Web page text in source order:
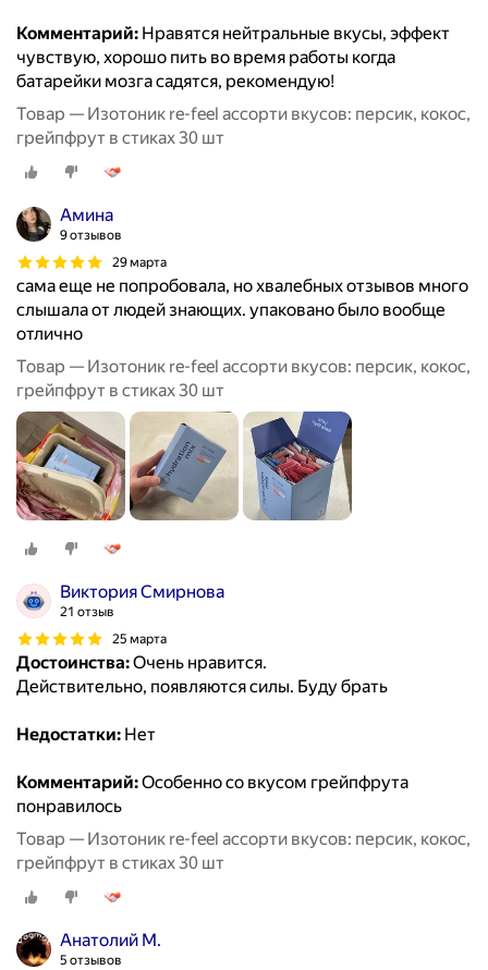
Комментарий: Нравятся нейтральные вкусы, эффект
чувствую, хорошо пить во время работы когда
батарейки мозга садятся, рекомендую!
Товар — Изотоник re-feel ассорти вкусов: персик, кокос,
грейпфрут в стиках 30 шт
Амина
9 отзывов
29 марта
сама еще не попробовала, но хвалебных отзывов много
слышала от людей знающих. упаковано было вообще
отлично
Товар — Изотоник re-feel ассорти вкусов: персик, кокос,
грейпфрут в стиках 30 шт
Виктория Смирнова
21 отзыв
25 марта
Достоинства:Очень нравится.
Действительно, появляются силы. Буду брать
Недостатки: Нет
Комментарий:Особенно со вкусом грейпфрута
понравилось
Товар — Изотоник re-feel ассорти вкусов: персик, кокос,
грейпфрут в стиках 30 шт
Анатолий М.
5 отзывов